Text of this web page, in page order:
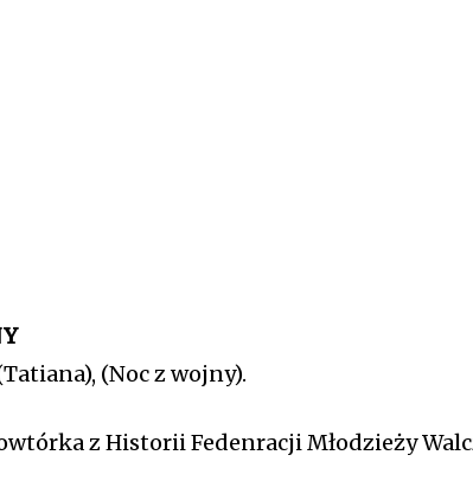
(Noc z wojny).
z Historii Fedenracji Młodzieży